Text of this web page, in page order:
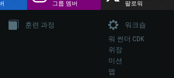
그룹 멤버
팔로워
훈련 과정
워크숍
워 썬더 CDK
위장
미션
맵